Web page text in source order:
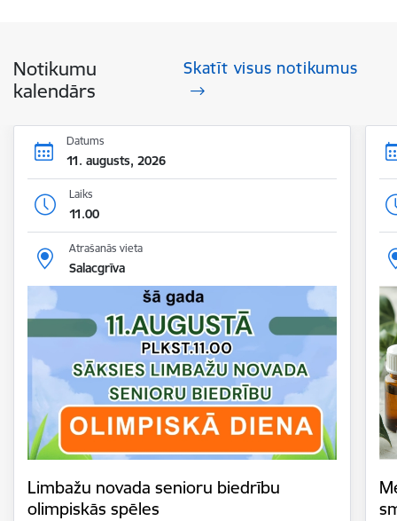
Notikumu
kalendārs
Skatīt visus notikumus
Datums
11. augusts, 2026
Laiks
11.00
Atrašanās vieta
Salacgrīva
Limbažu novada senioru biedrību
olimpiskās spēles